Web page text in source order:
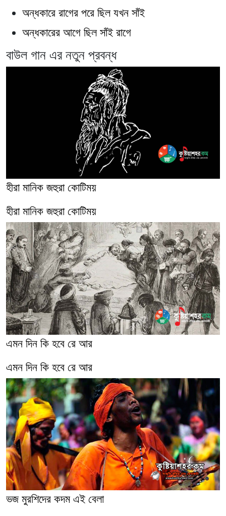
অন্ধকারে রাগের পরে ছিল যখন সাঁই
অন্ধকারের আগে ছিল সাঁই রাগে
বাউল গান এর নতুন প্রবন্ধ
হীরা মানিক জহুরা কোটিময়
হীরা মানিক জহুরা কোটিময়
এমন দিন কি হবে রে আর
এমন দিন কি হবে রে আর
ভজ মুরশিদের কদম এই বেলা